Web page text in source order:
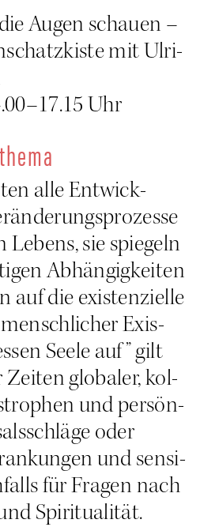
Augen schau­en –
mit Ulri­
Uhr
alle Ent­wick­
sie spie­geln
Abhän­gig­kei­ten
auf die exis­ten­zi­el­le
Exis­
See­le auf” gilt
Zei­ten glo­ba­ler, kol­
und per­sön­
oder
und sen­si­
für Fra­gen nach
Spiritualität.